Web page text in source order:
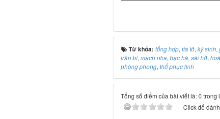
Từ khóa: tổng hợp, tía tô, ký sinh,
trần bì, mạch nha, bạc hà, sài hồ,
phòng phong, thổ phục linh
Tổng số điểm của bài viết là: 0 trong
Click để